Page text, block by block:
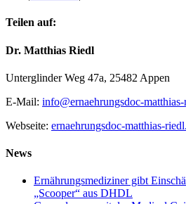
Teilen auf:
Facebook
Twitter
Reddit
LinkedIn
WhatsApp
Tumblr
Pinterest
Vk
E-
Dr. Matthias Riedl
Unterglinder Weg 47a, 25482 Appen
E-Mail: info@ernaehrungsdoc-
Webseite: ernaehrungsdoc-matthias-
News
Ernährungsmediziner gibt
„Scooper“ aus DHDL